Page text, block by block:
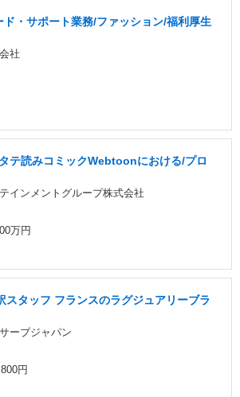
・サポート業務/ファッション/福利厚生
社
テ読みコミックWebtoonにおける/プロ
インメントグループ株式会社
万円
スタッフ フランスのラグジュアリーブラ
ーブジャパン
円